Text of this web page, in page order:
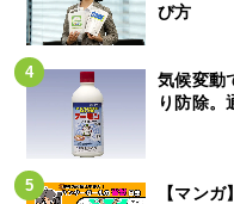
び方
気候変動
り防除。
【マン